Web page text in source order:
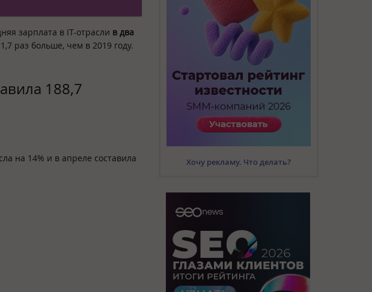
зарплата в IT-отрасли в два
раз больше, чем в 2019 году.
188,7
на 14% и в апреле составила
Хочу рекламу. Что делать?